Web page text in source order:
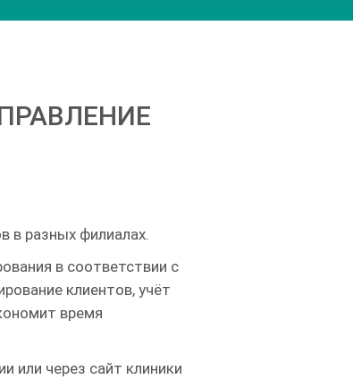
в разных филиалах.
в соответствии с
клиентов, учёт
время
или через сайт клиники